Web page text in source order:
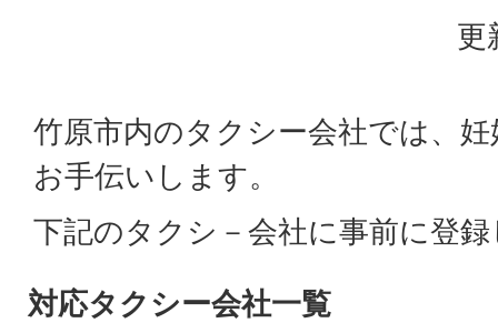
更
竹原市内のタクシー会社では、
お手伝いします。
下記のタクシ－会社に事前に登
対応タクシー会社一覧